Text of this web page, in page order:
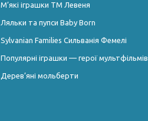
М’які іграшки ТМ Левеня
Ляльки та пупси Baby Born
Sylvanian Families Сильванія Фемелі
Популярні іграшки — герої мультфільмів
Дерев’яні мольберти